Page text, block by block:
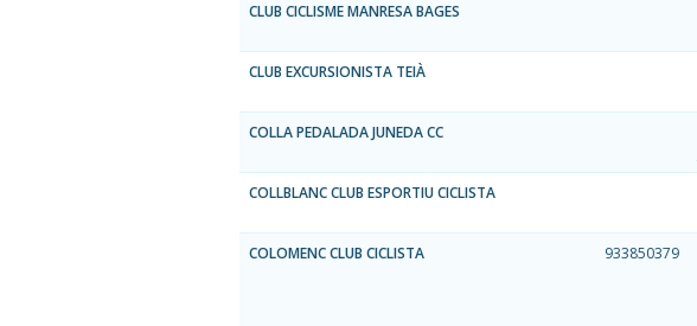
CLUB CICLISME MANRESA BAGES
CLUB EXCURSIONISTA TEIÀ
COLLA PEDALADA JUNEDA CC
COLLBLANC CLUB ESPORTIU CICLISTA
COLOMENC CLUB CICLISTA 933850379